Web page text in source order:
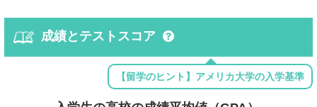
成績とテストスコア
【留学のヒント】アメリカ大学の入学基準